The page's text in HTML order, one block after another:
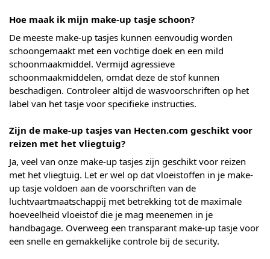
Hoe maak ik mijn make-up tasje schoon?
De meeste make-up tasjes kunnen eenvoudig worden
schoongemaakt met een vochtige doek en een mild
schoonmaakmiddel. Vermijd agressieve
schoonmaakmiddelen, omdat deze de stof kunnen
beschadigen. Controleer altijd de wasvoorschriften op het
label van het tasje voor specifieke instructies.
Zijn de make-up tasjes van Hecten.com geschikt voor
reizen met het vliegtuig?
Ja, veel van onze make-up tasjes zijn geschikt voor reizen
met het vliegtuig. Let er wel op dat vloeistoffen in je make-
up tasje voldoen aan de voorschriften van de
luchtvaartmaatschappij met betrekking tot de maximale
hoeveelheid vloeistof die je mag meenemen in je
handbagage. Overweeg een transparant make-up tasje voor
een snelle en gemakkelijke controle bij de security.